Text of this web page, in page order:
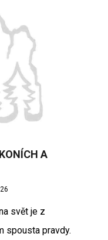
A
svět je z
spousta pravdy.